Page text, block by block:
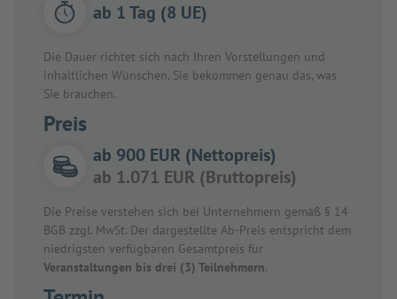
ab 1 Tag (8 UE)
Die Dauer richtet sich nach Ihren Vorstellungen und
inhaltlichen Wünschen. Sie bekommen genau das, was
Sie brauchen.
Preis
ab 900 EUR (Nettopreis)
ab 1.071 EUR (Bruttopreis)
Die Preise verstehen sich bei Unternehmern gemäß § 14
BGB zzgl. MwSt. Der dargestellte Ab-Preis entspricht dem
niedrigsten verfügbaren Gesamtpreis für
Veranstaltungen bis drei (3) Teilnehmern.